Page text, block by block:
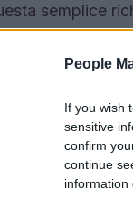
People
If you wish
sensitive
confirm
continue
information
semplice
hanno
di
su una